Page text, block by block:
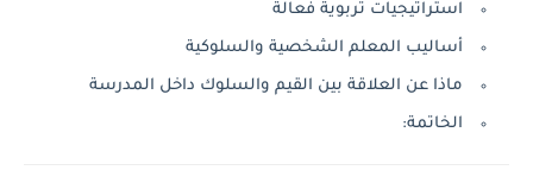
استراتيجيات تربوية فعالة
أساليب المعلم الشخصية والسلوكية
ماذا عن العلاقة بين القيم والسلوك داخل المدرسة
الخاتمة: